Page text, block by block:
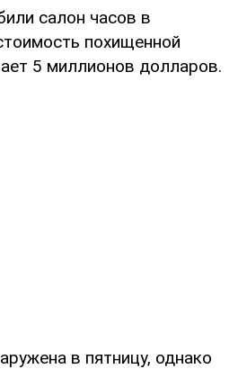
салон часов в
похищенной
5 миллионов долларов.
в пятницу, однако